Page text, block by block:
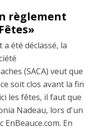
règlement
été déclassé, la
(SACA) veut que
soit clos avant la fin
les fêtes, il faut que
Nadeau, lors d'un
En